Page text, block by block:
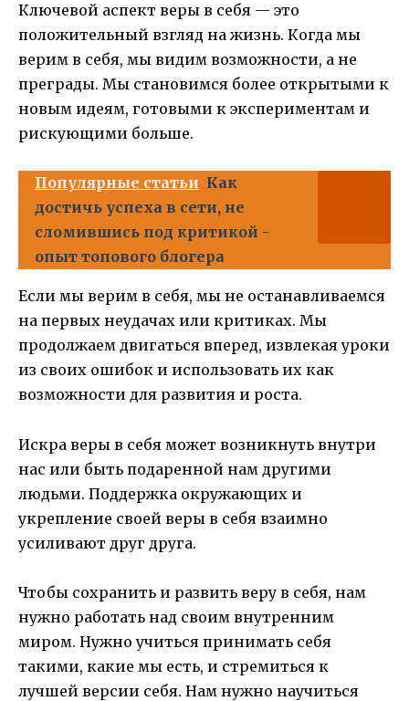
Ключевой аспект веры в себя — это
положительный взгляд на жизнь. Когда мы
верим в себя, мы видим возможности, а не
преграды. Мы становимся более открытыми к
новым идеям, готовыми к экспериментам и
рискующими больше.
Популярные статьи Как
достичь успеха в сети, не
сломившись под критикой -
опыт топового блогера
Если мы верим в себя, мы не останавливаемся
на первых неудачах или критиках. Мы
продолжаем двигаться вперед, извлекая уроки
из своих ошибок и использовать их как
возможности для развития и роста.
Искра веры в себя может возникнуть внутри
нас или быть подаренной нам другими
людьми. Поддержка окружающих и
укрепление своей веры в себя взаимно
усиливают друг друга.
Чтобы сохранить и развить веру в себя, нам
нужно работать над своим внутренним
миром. Нужно учиться принимать себя
такими, какие мы есть, и стремиться к
лучшей версии себя. Нам нужно научиться